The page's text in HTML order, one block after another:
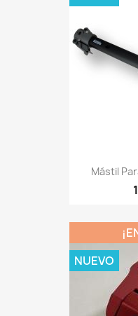
Mástil
NUEVO